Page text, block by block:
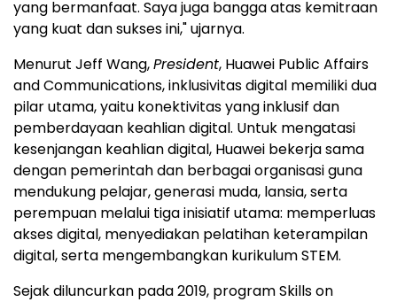
yang bermanfaat. Saya juga bangga atas kemitraan
yang kuat dan sukses ini," ujarnya.
Menurut Jeff Wang,President, Huawei Public Affairs
and Communications, inklusivitas digital memiliki dua
pilar utama, yaitu konektivitas yang inklusif dan
pemberdayaan keahlian digital. Untuk mengatasi
kesenjangan keahlian digital, Huawei bekerja sama
dengan pemerintah dan berbagai organisasi guna
mendukung pelajar, generasi muda, lansia, serta
perempuan melalui tiga inisiatif utama: memperluas
akses digital, menyediakan pelatihan keterampilan
digital, serta mengembangkan kurikulum STEM.
Sejak diluncurkan pada 2019, program Skills on